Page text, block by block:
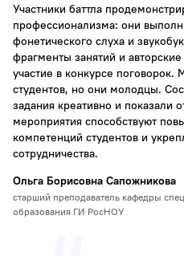
Участники баттла
профессионализма: они
фонетического слуха и
фрагменты занятий и
участие в конкурсе
студентов, но они молодцы.
задания креативно и показали
мероприятия способствуют
компетенций студентов и
сотрудничества.
Ольга Борисовна Сапожникова
старший преподаватель кафедры
образования ГИ РосНОУ